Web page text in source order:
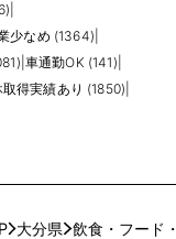
少なめ (1364)
車通勤OK (141)
得実績あり (1850)
大分県 飲食・フード